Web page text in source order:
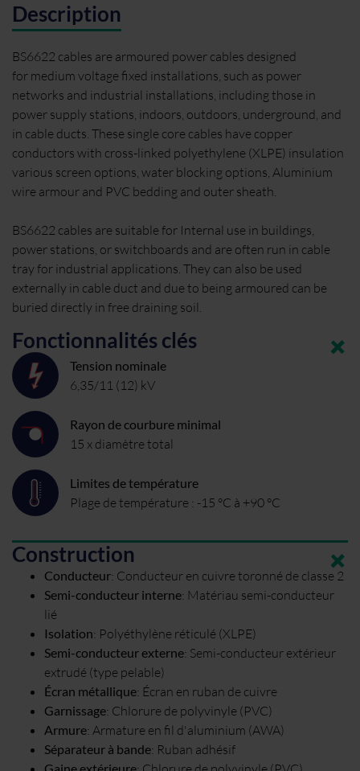
Description
BS6622 cables are armoured power cables designed
for medium voltage fixed installations, such as power
networks and industrial installations, including those in
power supply stations, indoors, outdoors, underground, and
in cable ducts. These single core cables have copper
conductors with cross-linked polyethylene (XLPE) insulation
various screen options, water blocking options, Aluminium
wire armour and PVC bedding and outer sheath.
BS6622 cables are suitable for Internal use in buildings,
power stations, or switchboards and are often run in cable
tray for industrial applications. They can also be used
externally in cable duct and due to being armoured can be
buried directly in free draining soil.
Fonctionnalités clés
Tension nominale
6,35/11 (12) kV
Rayon de courbure minimal
15 x diamètre total
Limites de température
Plage de température : -15 °C à +90 °C
Construction
Conducteur: Conducteur en cuivre toronné de classe 2
Semi-conducteur interne: Matériau semi-conducteur
lié
Isolation: Polyéthylène réticulé (XLPE)
Semi-conducteur externe: Semi-conducteur extérieur
extrudé (type pelable)
Écran métallique: Écran en ruban de cuivre
Garnissage: Chlorure de polyvinyle (PVC)
Armure: Armature en fil d'aluminium (AWA)
Séparateur à bande: Ruban adhésif